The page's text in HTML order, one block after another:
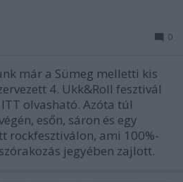
0
már a Sümeg melletti kis
4. Ukk&Roll fesztivál
olvasható. Azóta túl
esőn, sáron és egy
rockfesztiválon, ami 100%-
jegyében zajlott.